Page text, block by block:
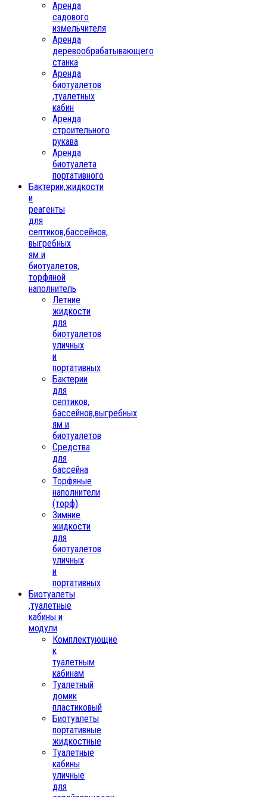
Аренда
садового
измельчителя
Аренда
деревообрабатывающего
станка
Аренда
биотуалетов
,туалетных
кабин
Аренда
строительного
рукава
Аренда
биотуалета
портативного
Бактерии,жидкости
и
реагенты
для
септиков,бассейнов,
выгребных
ям и
биотуалетов,
торфяной
наполнитель
Летние
жидкости
для
биотуалетов
уличных
и
портативных
Бактерии
для
септиков,
бассейнов,выгребных
ям и
биотуалетов
Средства
для
бассейна
Торфяные
наполнители
(торф)
Зимние
жидкости
для
биотуалетов
уличных
и
портативных
Биотуалеты
,туалетные
кабины и
модули
Комплектующие
к
туалетным
кабинам
Туалетный
домик
пластиковый
Биотуалеты
портативные
жидкостные
Туалетные
кабины
уличные
для